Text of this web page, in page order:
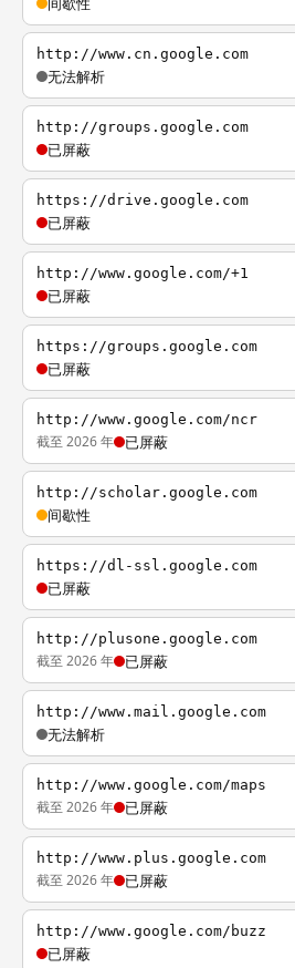
http://www.cn.google.com
无法解析
http://groups.google.com
已屏蔽
https://drive.google.com
已屏蔽
http://www.google.com/+1
已屏蔽
https://groups.google.com
已屏蔽
http://www.google.com/ncr
截至 2026 年 已屏蔽
http://scholar.google.com
间歇性
https://dl-ssl.google.com
已屏蔽
http://plusone.google.com
截至 2026 年 已屏蔽
http://www.mail.google.com
无法解析
http://www.google.com/maps
截至 2026 年 已屏蔽
http://www.plus.google.com
截至 2026 年 已屏蔽
http://www.google.com/buzz
已屏蔽